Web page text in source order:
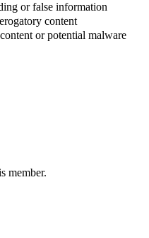
or false information
content
or potential malware
member.